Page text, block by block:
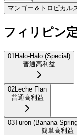
マンゴー＆トロピカル
フィリピン
01 Halo-Halo (Special)
普通高利益
02Leche Flan
普通高利益
03Turon (Banana
簡単高利益